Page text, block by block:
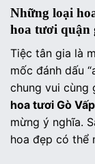
Những loại
hoa tươi quận
Tiệc tân gia là
mốc đánh dấu
chung vui cùng
hoa tươi Gò Vấp
mừng ý nghĩa.
hoa đẹp có thể